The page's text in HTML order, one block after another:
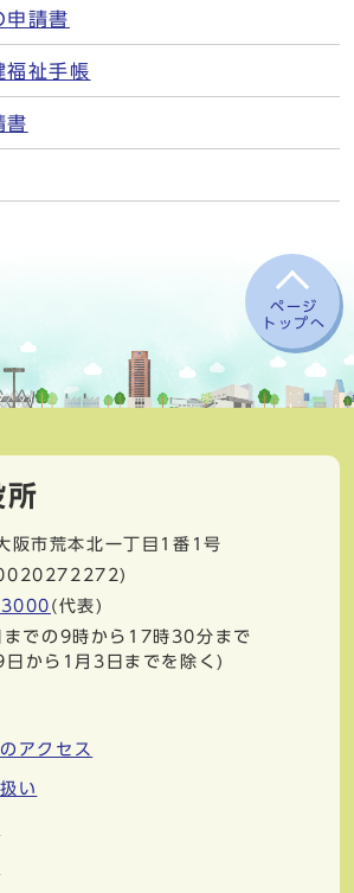
申請書
福祉手帳
書
ページ
トップへ
所
阪市荒本北一丁目1番1号
(代表)
までの9時から17時30分まで
から1月3日までを除く)
アクセス
い